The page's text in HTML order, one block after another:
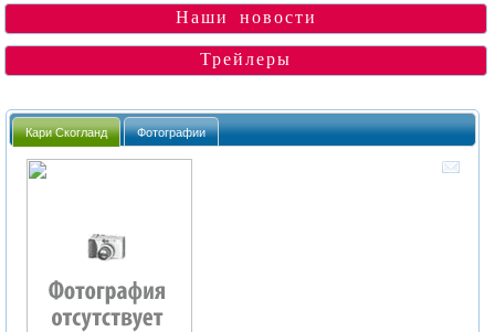
Наши новости
Трейлеры
Кари Скогланд Фотографии